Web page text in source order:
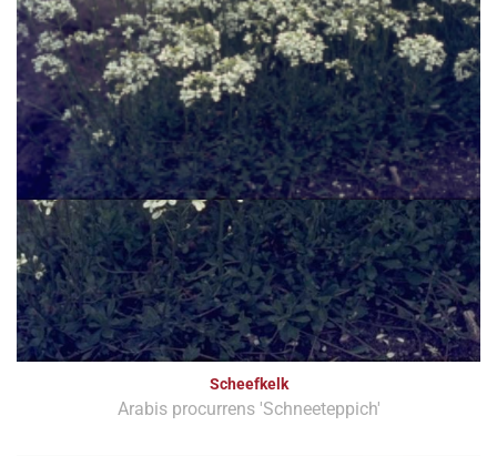
Scheefkelk
Arabis procurrens 'Schneeteppich'